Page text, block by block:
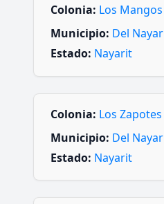
Colonia: Los Mangos
Municipio: Del Nayar
Estado: Nayarit
Colonia: Los Zapotes
Municipio: Del Nayar
Estado: Nayarit